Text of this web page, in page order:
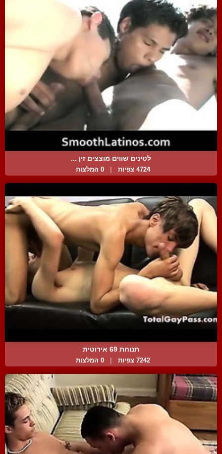
לטינים שווים מוצצים זין ...
4724 צפיות 0 המלצות
תנוחת 69 אירוטית
7242 צפיות | 0 המלצות